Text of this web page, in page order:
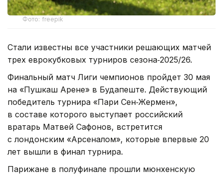
Фото: freepik
Стали известны все участники решающих матчей
трех еврокубковых турниров сезона‑2025/26.
Финальный матч Лиги чемпионов пройдет 30 мая
на «Пушкаш Арене» в Будапеште. Действующий
победитель турнира «Пари Сен‑Жермен»,
в составе которого выступает российский
вратарь Матвей Сафонов, встретится
с лондонским «Арсеналом», которые впервые 20
лет вышли в финал турнира.
Парижане в полуфинале прошли мюнхенскую